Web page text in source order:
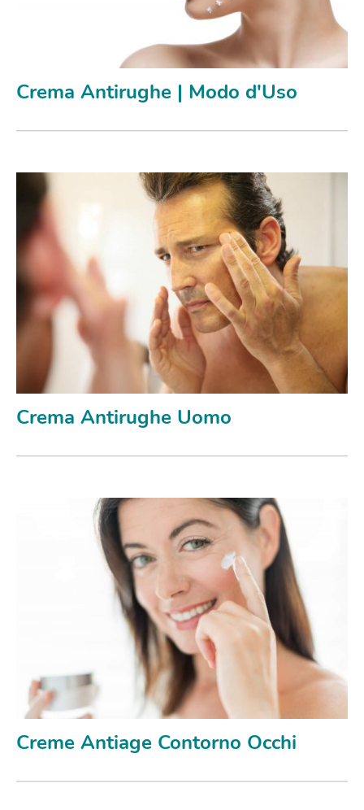
Crema Antirughe | Modo d'Uso
Crema Antirughe Uomo
Creme Antiage Contorno Occhi